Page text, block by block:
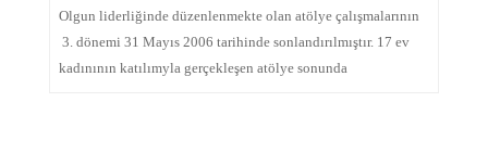
Olgun liderliğinde düzenlenmekte olan atölye çalışmalarının
3. dönemi 31 Mayıs 2006 tarihinde sonlandırılmıştır. 17 ev
kadınının katılımyla gerçekleşen atölye sonunda